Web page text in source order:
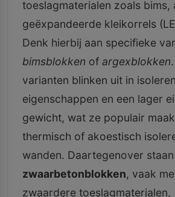
toeslagmaterialen zoals bims,
geëxpandeerde kleikorrels
Denk hierbij aan specifieke
bimsblokken of argexblokken
varianten blinken uit in
eigenschappen en een lager
gewicht, wat ze populair
thermisch of akoestisch
wanden. Daartegenover staan
zwaarbetonblokken, vaak
zwaardere toeslagmaterialen,